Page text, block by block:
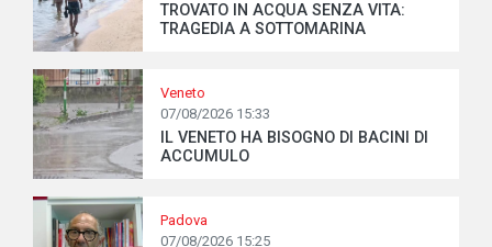
TROVATO IN ACQUA SENZA VITA:
TRAGEDIA A SOTTOMARINA
Veneto
07/08/2026 15:33
IL VENETO HA BISOGNO DI BACINI DI
ACCUMULO
Padova
07/08/2026 15:25